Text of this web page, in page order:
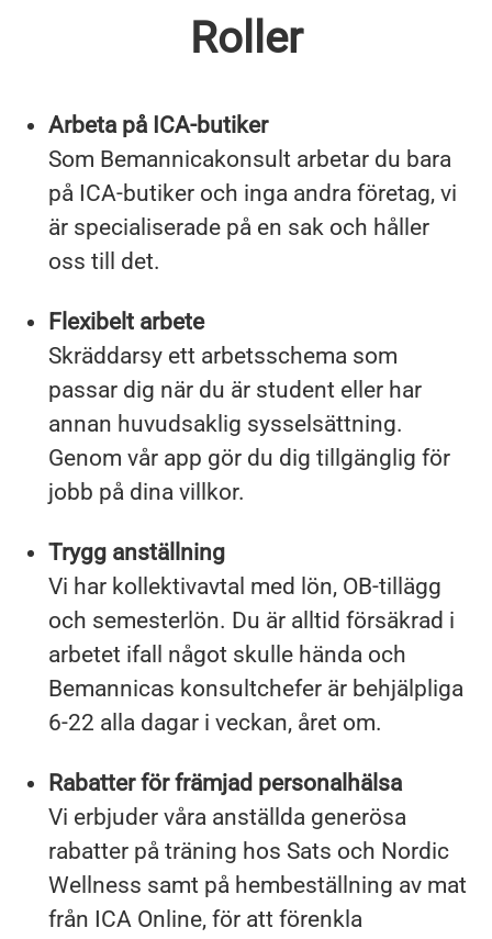
Roller
Arbeta på ICA-butiker
Som Bemannicakonsult arbetar du bara
på ICA-butiker och inga andra företag, vi
är specialiserade på en sak och håller
oss till det.
Flexibelt arbete
Skräddarsy ett arbetsschema som
passar dig när du är student eller har
annan huvudsaklig sysselsättning.
Genom vår app gör du dig tillgänglig för
jobb på dina villkor.
Trygg anställning
Vi har kollektivavtal med lön, OB-tillägg
och semesterlön. Du är alltid försäkrad i
arbetet ifall något skulle hända och
Bemannicas konsultchefer är behjälpliga
6-22 alla dagar i veckan, året om.
Rabatter för främjad personalhälsa
Vi erbjuder våra anställda generösa
rabatter på träning hos Sats och Nordic
Wellness samt på hembeställning av mat
från ICA Online, för att förenkla